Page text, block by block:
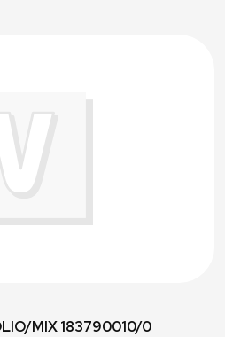
MIX 183790010/0